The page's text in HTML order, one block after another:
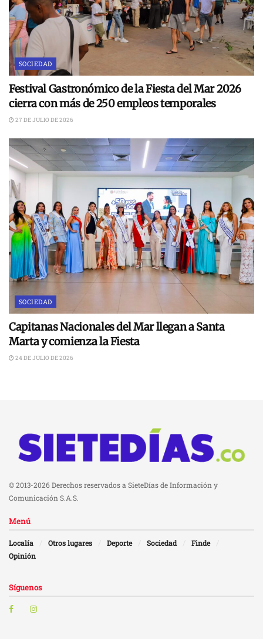
SOCIEDAD
Festival Gastronómico de la Fiesta del Mar 2026
cierra con más de 250 empleos temporales
27 DE JULIO DE 2026
SOCIEDAD
Capitanas Nacionales del Mar llegan a Santa
Marta y comienza la Fiesta
24 DE JULIO DE 2026
© 2013-2026 Derechos reservados a SieteDías de Información y
Comunicación S.A.S.
Menú
Localía Otros lugares Deporte Sociedad
Finde
Opinión
Síguenos